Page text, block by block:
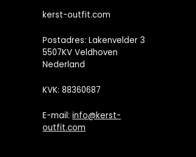
kerst-outfit.com
Postadres: Lakenvelder 3
5507KV Veldhoven
Nederland
KVK: 88360687
E-mail:info@kerst-
outfit.com